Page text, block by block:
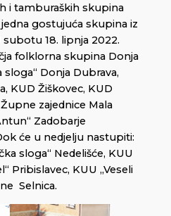
i tamburaških skupina
gostujuća skupina iz
18. lipnja 2022.
folklorna skupina Donja
sloga“ Donja Dubrava,
KUD Žiškovec, KUD
zajednice Mala
Zadobarje
će u nedjelju nastupiti:
sloga“ Nedelišće, KUU
Pribislavec, KUU „Veseli
Selnica.